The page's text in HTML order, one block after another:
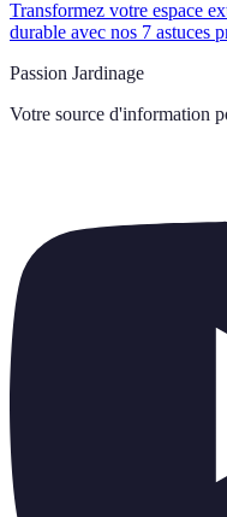
Transformez votre espace
durable avec nos 7 astuces
Passion Jardinage
Votre source d'information